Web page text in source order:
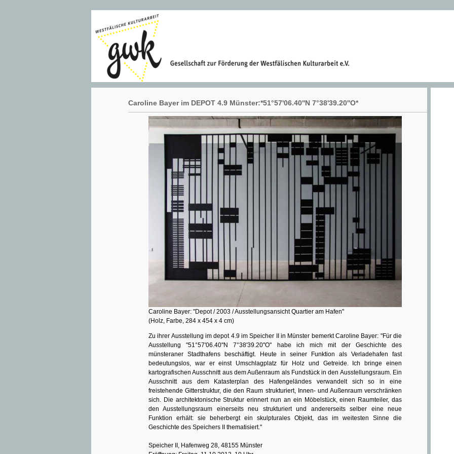
Caroline Bayer im DEPOT 4.9 Münster:*51°57'06.40''N 7°38'39.20''O*
Caroline Bayer: "Depot / 2003 / Ausstellungsansicht Quartier am Hafen"
(Holz, Farbe, 284 x 454 x 4 cm)
Zu ihrer Ausstellung im depot 4.9 im Speicher II in Münster bemerkt Caroline Bayer: "Für die
Ausstellung "51°57'06.40''N 7°38'39.20''O" habe ich mich mit der Geschichte des
münsteraner Stadthafens beschäftigt. Heute in seiner Funktion als Verladehafen fast
bedeutungslos, war er einst Umschlagplatz für Holz und Getreide. Ich bringe einen
kartografischen Ausschnitt aus dem Außenraum als Fundstück in den Ausstellungsraum. Ein
Ausschnitt aus dem Katasterplan des Hafengeländes verwandelt sich so in eine
freistehende Gitterstruktur, die den Raum strukturiert, Innen- und Außenraum verschränken
sich. Die architektonische Struktur erinnert nun an ein Möbelstück, einen Raumteiler, das
den Ausstellungsraum einerseits neu strukturiert und andererseits selber eine neue
Funktion erhält: sie beherbergt ein skulpturales Objekt, das im weitesten Sinne die
Geschichte des Speichers II thematisiert."
Speicher II, Hafenweg 28, 48155 Münster